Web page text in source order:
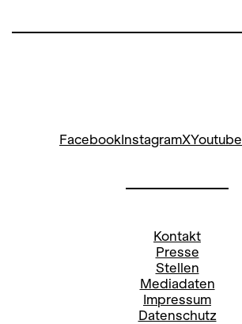
FacebookInstagramXYoutube
Kontakt
Presse
Stellen
Mediadaten
Impressum
Datenschutz